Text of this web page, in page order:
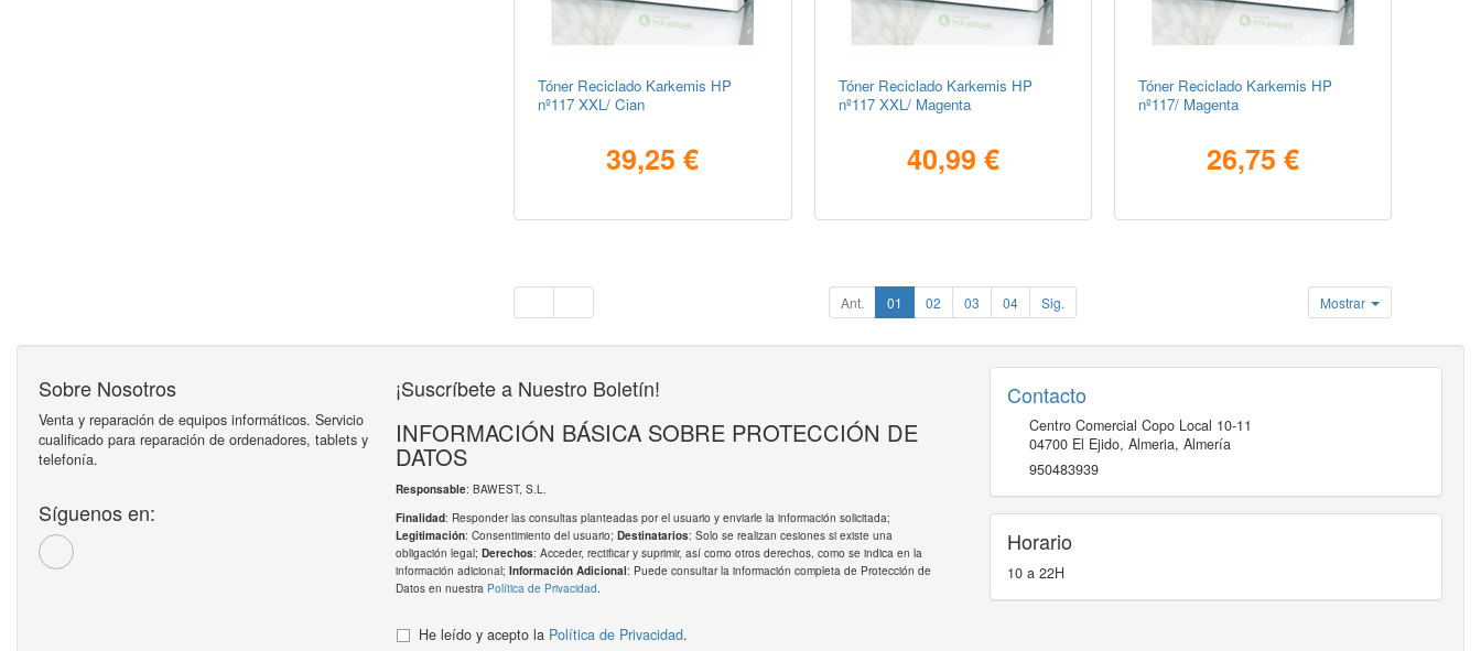
Tóner Reciclado Karkemis HP
nº117 XXL/ Cian
39,25 €
Tóner Reciclado Karkemis HP
nº117 XXL/ Magenta
40,99 €
Tóner Reciclado Karkemis HP
nº117/ Magenta
26,75 €
Ant. 01 02 03 04 Sig. Mostrar
Sobre Nosotros
Venta y reparación de equipos informáticos. Servicio
cualificado para reparación de ordenadores, tablets y
telefonía.
Síguenos en:
¡Suscríbete a Nuestro Boletín!
INFORMACIÓN BÁSICA SOBRE PROTECCIÓN DE
DATOS
Responsable: BAWEST, S.L.
Finalidad: Responder las consultas planteadas por el usuario y enviarle la información solicitada;
Legitimación: Consentimiento del usuario; Destinatarios: Solo se realizan cesiones si existe una
obligación legal; Derechos: Acceder, rectificar y suprimir, así como otros derechos, como se indica en la
información adicional; Información Adicional: Puede consultar la información completa de Protección de
Datos en nuestra Política de Privacidad
He leído y acepto la Política de Privacidad.
Contacto
Centro Comercial Copo Local 10-11
04700 El Ejido, Almeria, Almería
950483939
Horario
10 a 22H